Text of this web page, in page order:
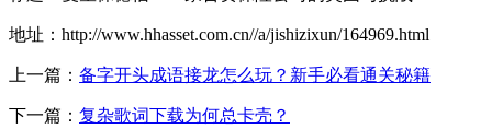
地址：http://www.hhasset.com.cn//a/jishizixun/164969.html
上一篇： 备字开头成语接龙怎么玩？新手必看通关秘籍
下一篇： 复杂歌词下载为何总卡壳？